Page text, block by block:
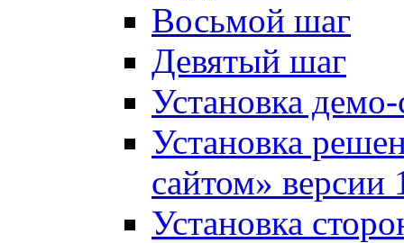
Восьмой шаг
Девятый шаг
Установка
Установка
сайтом»
Установка